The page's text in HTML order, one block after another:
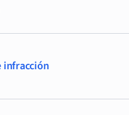
infracción